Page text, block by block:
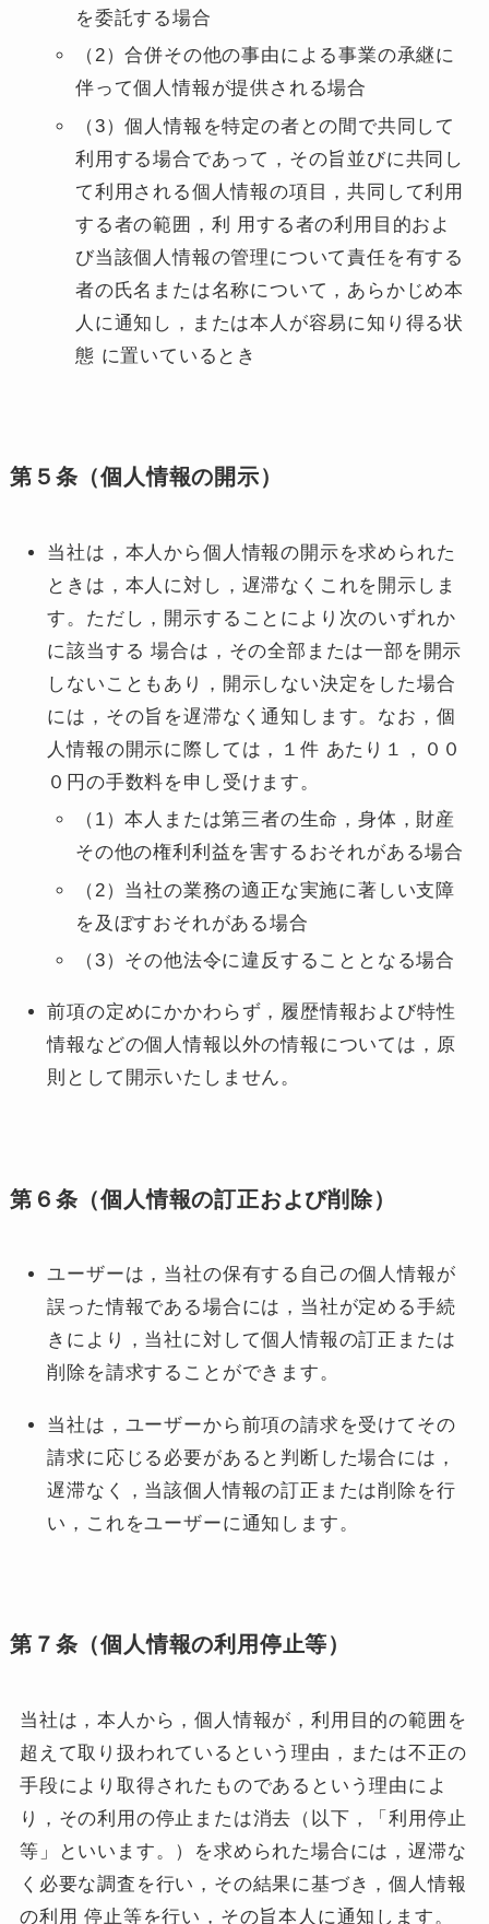
を委託する場合
（2）合併その他の事由による事業の承継に
伴って個人情報が提供される場合
（3）個人情報を特定の者との間で共同して
利用する場合であって，その旨並びに共同し
て利用される個人情報の項目，共同して利用
する者の範囲，利 用する者の利用目的およ
び当該個人情報の管理について責任を有する
者の氏名または名称について，あらかじめ本
人に通知し，または本人が容易に知り得る状
態 に置いているとき
第５条（個人情報の開示）
当社は，本人から個人情報の開示を求められた
ときは，本人に対し，遅滞なくこれを開示しま
す。ただし，開示することにより次のいずれか
に該当する 場合は，その全部または一部を開示
しないこともあり，開示しない決定をした場合
には，その旨を遅滞なく通知します。なお，個
人情報の開示に際しては，１件 あたり１，００
０円の手数料を申し受けます。
（1）本人または第三者の生命，身体，財産
その他の権利利益を害するおそれがある場合
（2）当社の業務の適正な実施に著しい支障
を及ぼすおそれがある場合
（3）その他法令に違反することとなる場合
前項の定めにかかわらず，履歴情報および特性
情報などの個人情報以外の情報については，原
則として開示いたしません。
第６条（個人情報の訂正および削除）
ユーザーは，当社の保有する自己の個人情報が
誤った情報である場合には，当社が定める手続
きにより，当社に対して個人情報の訂正または
削除を請求することができます。
当社は，ユーザーから前項の請求を受けてその
請求に応じる必要があると判断した場合には，
遅滞なく，当該個人情報の訂正または削除を行
い，これをユーザーに通知します。
第７条（個人情報の利用停止等）
当社は，本人から，個人情報が，利用目的の範囲を
超えて取り扱われているという理由，または不正の
手段により取得されたものであるという理由によ
り，その利用の停止または消去（以下，「利用停止
等」といいます。）を求められた場合には，遅滞な
く必要な調査を行い，その結果に基づき，個人情報
の利用 停止等を行い，その旨本人に通知します。